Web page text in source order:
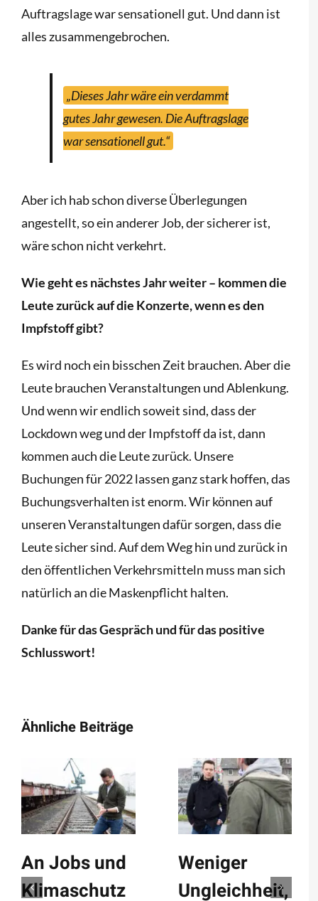
Auftragslage war sensationell gut. Und dann ist
alles zusammengebrochen.
„Dieses Jahr wäre ein verdammt
gutes Jahr gewesen. Die Auftragslage
war sensationell gut.“
Aber ich hab schon diverse Überlegungen
angestellt, so ein anderer Job, der sicherer ist,
wäre schon nicht verkehrt.
Wie geht es nächstes Jahr weiter – kommen die
Leute zurück auf die Konzerte, wenn es den
Impfstoff gibt?
Es wird noch ein bisschen Zeit brauchen. Aber die
Leute brauchen Veranstaltungen und Ablenkung.
Und wenn wir endlich soweit sind, dass der
Lockdown weg und der Impfstoff da ist, dann
kommen auch die Leute zurück. Unsere
Buchungen für 2022 lassen ganz stark hoffen, das
Buchungsverhalten ist enorm. Wir können auf
unseren Veranstaltungen dafür sorgen, dass die
Leute sicher sind. Auf dem Weg hin und zurück in
den öffentlichen Verkehrsmitteln muss man sich
natürlich an die Maskenpflicht halten.
Danke für das Gespräch und für das positive
Schlusswort!
Ähnliche Beiträge
An Jobs und
Klimaschutz
Weniger
Ungleichheit,